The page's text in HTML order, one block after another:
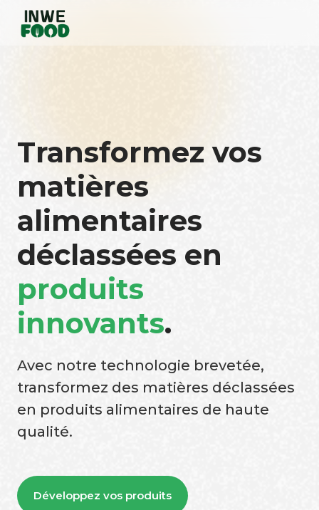
Transformez vos
matières
alimentaires
déclassées en
produits
innovants.
Avec notre technologie brevetée,
transformez des matières déclassées
en produits alimentaires de haute
qualité.
Développez vos produits